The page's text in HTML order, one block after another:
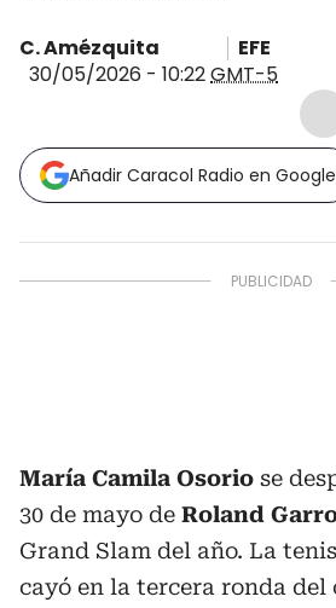
C. Amézquita
EFE
30/05/2026 - 10:22GMT-5
Añadir Caracol Radio en Google
María Camila Osorio se
30 de mayo de Roland
Grand Slam del año. La
cayó en la tercera ronda del